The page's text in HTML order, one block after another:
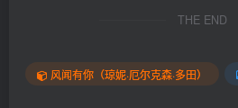
THE END
风闻有你（琼妮·厄尔克森·多田）